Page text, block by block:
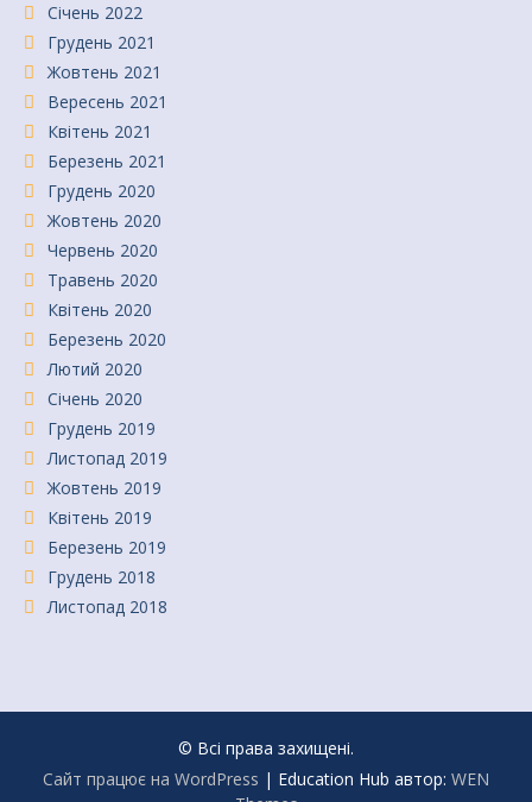
Січень 2022
Грудень 2021
Жовтень 2021
Вересень 2021
Квітень 2021
Березень 2021
Грудень 2020
Жовтень 2020
Червень 2020
Травень 2020
Квітень 2020
Березень 2020
Лютий 2020
Січень 2020
Грудень 2019
Листопад 2019
Жовтень 2019
Квітень 2019
Березень 2019
Грудень 2018
Листопад 2018
© Всі права захищені.
Сайт працює на WordPress | Education Hub автор: WEN